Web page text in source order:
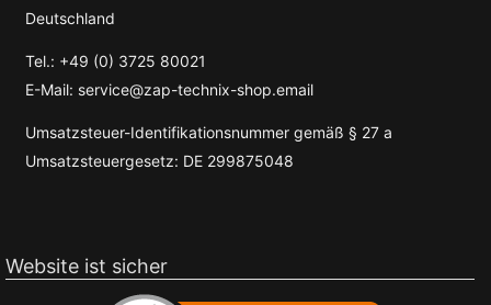
Deutschland
Tel.: +49 (0) 3725 80021
E-Mail: service@zap-technix-shop.email
Umsatzsteuer-Identifikationsnummer gemäß § 27 a
Umsatzsteuergesetz: DE 299875048
Website ist sicher